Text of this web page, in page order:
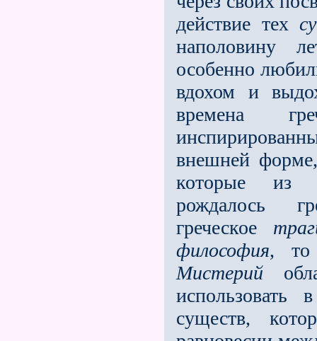
действие тех
наполовину
особенно
вдохом и
времена
внешней
которые из
рождалось
греческое
философия, то
Мистерий
использовать
существ,